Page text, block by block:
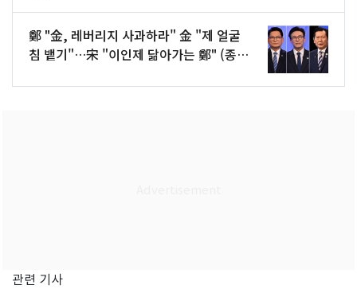
鄭 "金, 레버리지 사과하라" 金 "제 얼굴
침 뱉기"…宋 "이인제 닮아가는 鄭" (종
관련 기사